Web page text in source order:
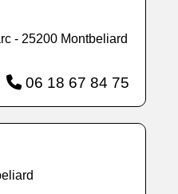
- 25200 Montbeliard
06 18 67 84 75